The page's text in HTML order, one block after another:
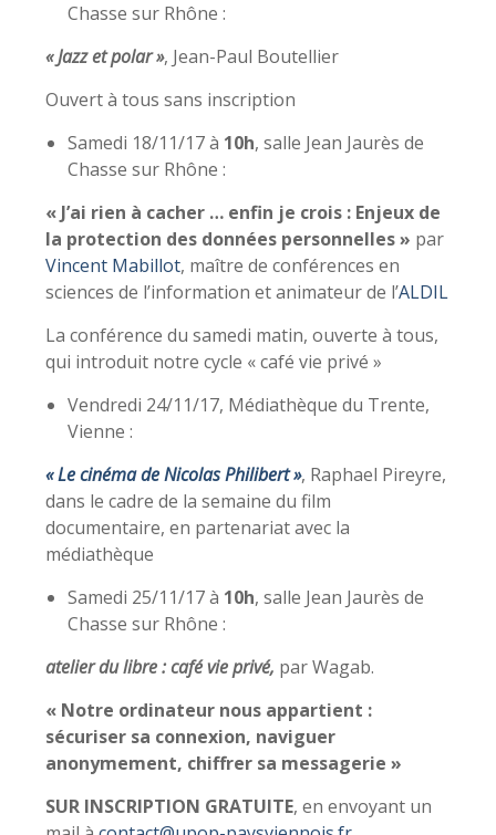
Chasse sur Rhône :
« Jazz et polar », Jean-Paul Boutellier
Ouvert à tous sans inscription
Samedi 18/11/17 à 10h, salle Jean Jaurès de
Chasse sur Rhône :
« J’ai rien à cacher … enfin je crois : Enjeux de
la protection des données personnelles » par
Vincent Mabillot, maître de conférences en
sciences de l’information et animateur de l’ALDIL
La conférence du samedi matin, ouverte à tous,
qui introduit notre cycle « café vie privé »
Vendredi 24/11/17, Médiathèque du Trente,
Vienne :
« Le cinéma de Nicolas Philibert », Raphael Pireyre,
dans le cadre de la semaine du film
documentaire, en partenariat avec la
médiathèque
Samedi 25/11/17 à 10h, salle Jean Jaurès de
Chasse sur Rhône :
atelier du libre : café vie privé, par Wagab.
« Notre ordinateur nous appartient :
sécuriser sa connexion, naviguer
anonymement, chiffrer sa messagerie »
SUR INSCRIPTION GRATUITE, en envoyant un